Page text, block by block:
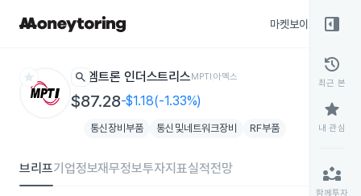
마켓보이스
star search 엠트론 인더스트리스MPTI아멕스
$87.28-$1.18(-1.33%)
통신장비부품 통신및네트워크장비 RF부품
브리프기업정보재무정보투자지표실적전망
right_panel_open
history
최근 본
star
내 관심
partner_exchange
함께투자